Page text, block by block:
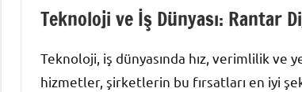
Teknoloji ve İş Dünyası: Rantar
Teknoloji, iş dünyasında hız, verimlilik ve
hizmetler, şirketlerin bu fırsatları en iyi